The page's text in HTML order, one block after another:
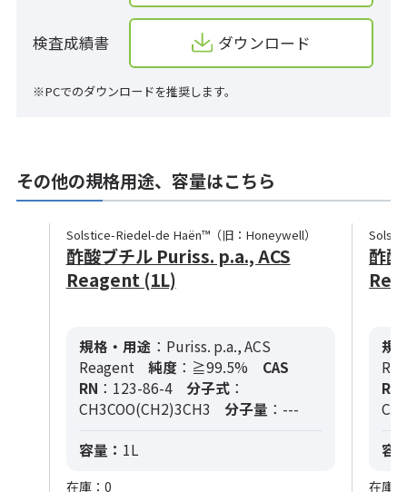
検査成績書 ダウンロード
※PCでのダウンロードを推奨します。
その他の規格用途、容量はこちら
Solstice-Riedel-de Haën™（旧：Honeywell）
酢酸ブチル Puriss. p.a., ACS
Reagent (1L)
規格・用途 ：Puriss. p.a., ACS
Reagent
純度 ：≧99.5%
CAS
RN ：123-86-4 分子式 ：
CH3COO(CH2)3CH3
分子量 ：---
容量： 1L
在庫：0
酢
規
RN
容
在庫